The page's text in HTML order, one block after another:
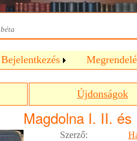
béta
Bejelentkezés
Újdonságok
Magdolna I. II.
Szerző: